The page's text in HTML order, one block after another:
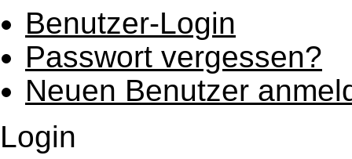
Benutzer-Login
Passwort vergessen?
Neuen Benutzer
Login